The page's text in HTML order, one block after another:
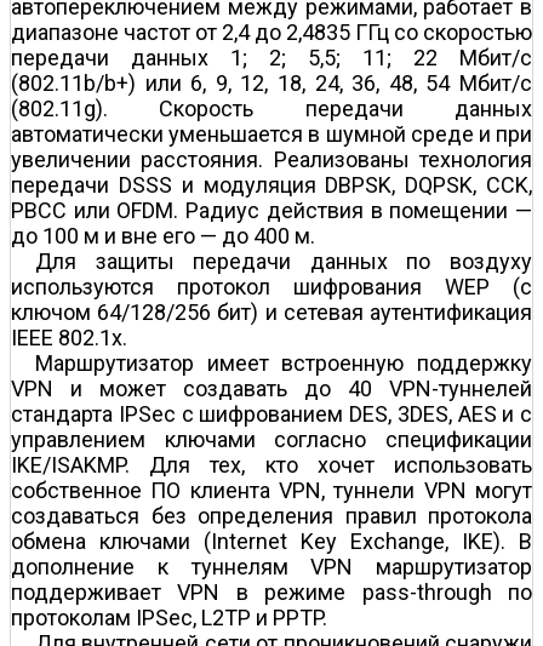
автопереключением между режимами, работает в
диапазоне частот от 2,4 до 2,4835 ГГц со скоростью
передачи данных 1; 2; 5,5; 11; 22 Мбит/c
(802.11b/b+) или 6, 9, 12, 18, 24, 36, 48, 54 Мбит/c
(802.11g). Скорость передачи данных
автоматически уменьшается в шумной среде и при
увеличении расстояния. Реализованы технология
передачи DSSS и модуляция DBPSK, DQPSK, CCK,
PBCC или OFDM. Радиус действия в помещении —
до 100 м и вне его — до 400 м.
Для защиты передачи данных по воздуху
используются протокол шифрования WEP (с
ключом 64/128/256 бит) и сетевая аутентификация
IEEE 802.1x.
Маршрутизатор имеет встроенную поддержку
VPN и может создавать до 40 VPN-туннелей
стандарта IPSec с шифрованием DES, 3DES, AES и с
управлением ключами согласно спецификации
IKE/ISAKMP. Для тех, кто хочет использовать
собственное ПО клиента VPN, туннели VPN могут
создаваться без определения правил протокола
обмена ключами (Internet Key Exchange, IKE). В
дополнение к туннелям VPN маршрутизатор
поддерживает VPN в режиме pass-through по
протоколам IPSec, L2TP и PPTP.